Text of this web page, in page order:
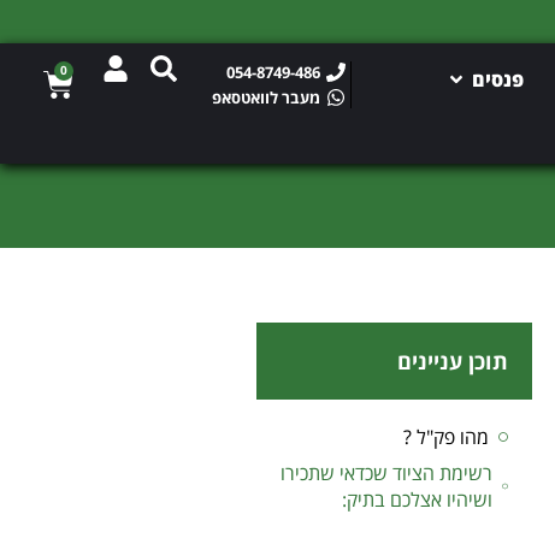
פנסים
054-8749-486
מעבר לוואטסאפ
0
תוכן עניינים
מהו פק"ל ?
רשימת הציוד שכדאי שתכירו
ושיהיו אצלכם בתיק: